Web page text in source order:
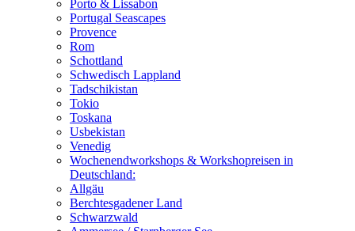
Porto & Lissabon
Portugal Seascapes
Provence
Rom
Schottland
Schwedisch Lappland
Tadschikistan
Tokio
Toskana
Usbekistan
Venedig
Wochenendworkshops & Workshopreisen in
Deutschland:
Allgäu
Berchtesgadener Land
Schwarzwald